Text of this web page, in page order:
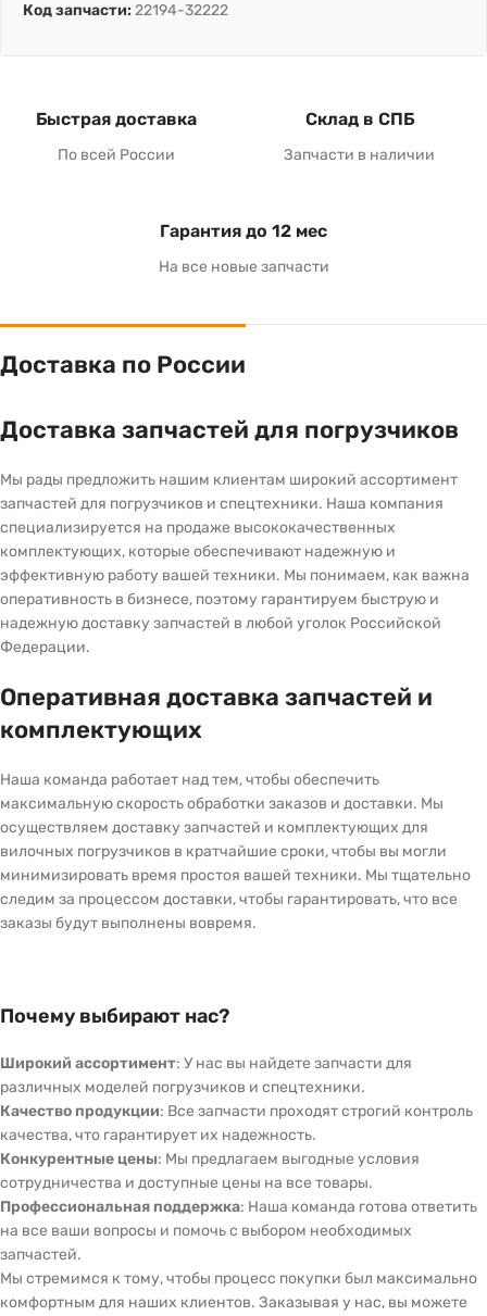
Код запчасти: 22194-32222
Быстрая доставка
По всей России
Склад в СПБ
Запчасти в наличии
Гарантия до 12 мес
На все новые запчасти
Доставка по России
Доставка запчастей для погрузчиков
Мы рады предложить нашим клиентам широкий ассортимент
запчастей для погрузчиков и спецтехники. Наша компания
специализируется на продаже высококачественных
комплектующих, которые обеспечивают надежную и
эффективную работу вашей техники. Мы понимаем, как важна
оперативность в бизнесе, поэтому гарантируем быструю и
надежную доставку запчастей в любой уголок Российской
Федерации.
Оперативная доставка запчастей и
комплектующих
Наша команда работает над тем, чтобы обеспечить
максимальную скорость обработки заказов и доставки. Мы
осуществляем доставку запчастей и комплектующих для
вилочных погрузчиков в кратчайшие сроки, чтобы вы могли
минимизировать время простоя вашей техники. Мы тщательно
следим за процессом доставки, чтобы гарантировать, что все
заказы будут выполнены вовремя.
Почему выбирают нас?
Широкий ассортимент: У нас вы найдете запчасти для
различных моделей погрузчиков и спецтехники.
Качество продукции: Все запчасти проходят строгий контроль
качества, что гарантирует их надежность.
Конкурентные цены: Мы предлагаем выгодные условия
сотрудничества и доступные цены на все товары.
Профессиональная поддержка: Наша команда готова ответить
на все ваши вопросы и помочь с выбором необходимых
запчастей.
Мы стремимся к тому, чтобы процесс покупки был максимально
комфортным для наших клиентов. Заказывая у нас, вы можете